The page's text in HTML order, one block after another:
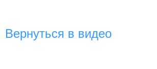
Вернуться в видео